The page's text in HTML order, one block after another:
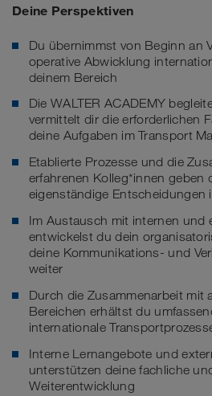
Deine Perspektiven
Du übernimmst von Beginn an
operative Abwicklung
deinem Bereich
Die WALTER ACADEMY
vermittelt dir die erforderlichen
deine Aufgaben im Transport
Etablierte Prozesse und die
erfahrenen Kolleg*innen geben
eigenständige Entscheidungen
Im Austausch mit internen und
entwickelst du dein
deine Kommunikations- und
weiter
Durch die Zusammenarbeit mit
Bereichen erhältst du
internationale
Interne Lernangebote und
unterstützen deine fachliche
Weiterentwicklung